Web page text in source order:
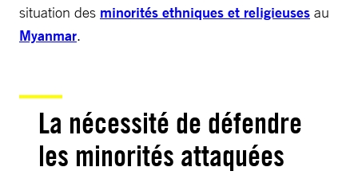
situation des minorités ethniques et religieuses au
Myanmar.
La nécessité de défendre
les minorités attaquées